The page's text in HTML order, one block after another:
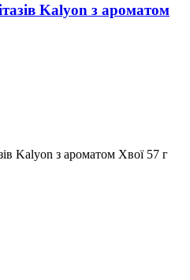
Kalyon з ароматом
Kalyon з ароматом Хвої 57 г